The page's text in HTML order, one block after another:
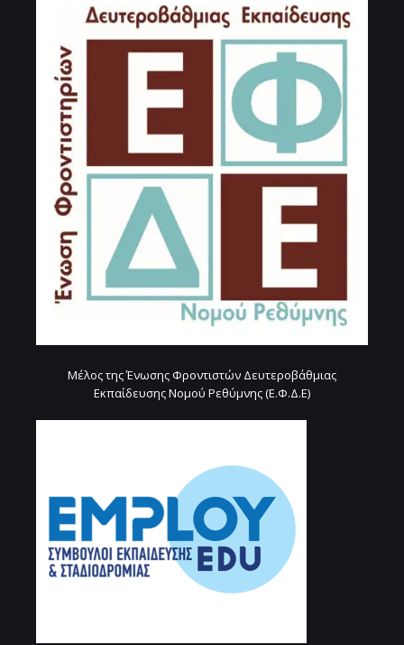
Μέλος της Ένωσης Φροντιστών Δευτεροβάθμιας
Εκπαίδευσης Νομού Ρεθύμνης (Ε.Φ.Δ.Ε)